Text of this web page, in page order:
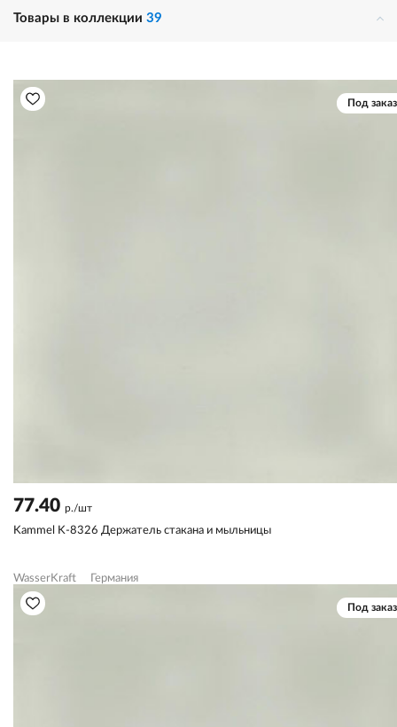
Товары в коллекции 39
Под заказ
77.40 р./шт
Kammel K-8326 Держатель стакана и мыльницы
WasserKraft Германия
Под заказ